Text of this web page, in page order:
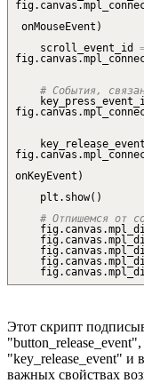
fig. canvas .
onMouseEvent )
scroll_event_id
fig. canvas .
# События,
fig. canvas .
fig. canvas .
onKeyEvent )
plt. show( )
# Отпишемся от
fig. canvas .
fig. canvas .
fig. canvas .
fig. canvas .
fig. canvas .
Этот скрипт
"key_release_event"
важных свойствах